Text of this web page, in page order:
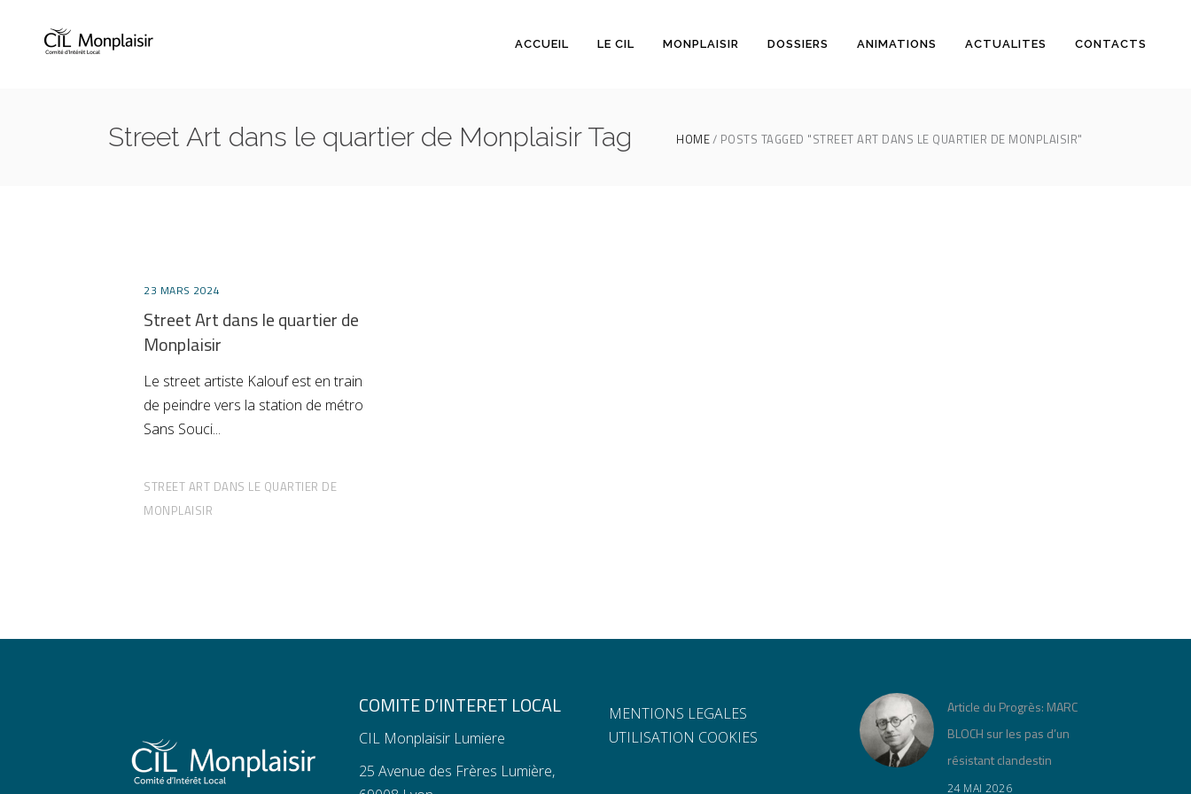
ACCUEIL LE CIL MONPLAISIR DOSSIERS ANIMATIONS ACTUALITES CONTACTS
Street Art dans le quartier de Monplaisir Tag HOME POSTS TAGGED "STREET ART DANS LE QUARTIER DE MONPLAISIR"
23 MARS 2024
Street Art dans le quartier de
Monplaisir
Le street artiste Kalouf est en train
de peindre vers la station de métro
Sans Souci
STREET ART DANS LE QUARTIER DE
MONPLAISIR
COMITE D’INTERET LOCAL
CIL Monplaisir Lumiere
25 Avenue des Frères Lumière,
MENTIONS LEGALES
UTILISATION COOKIES
Article du Progrès: MARC
BLOCH sur les pas d’un
résistant clandestin
24 MAI 2026